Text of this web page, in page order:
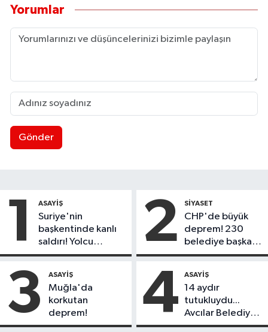
Yorumlar
Gönder
1 ASAYIŞ
Suriye'nin
başkentinde kanlı
saldırı! Yolcu
otobüsünde çok
var
2 SIYASET
CHP'de büyük
deprem! 230
belediye başkanı
Yeni Parti'ye
3 ASAYIŞ
Muğla'da
korkutan
deprem!
4 ASAYIŞ
14 aydır
tutukluydu...
Avcılar Belediye
Başkanı Utku